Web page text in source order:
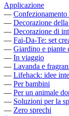
Applicazione
— Confezionamento
— Decorazione
— Decorazione di
— Fai-Da-Te: set
— Giardino e piante
— In viaggio
— Lavanda e
— Lifehack: idee
— Per bambini
— Per un animale
— Soluzioni per la
— Zero sprechi